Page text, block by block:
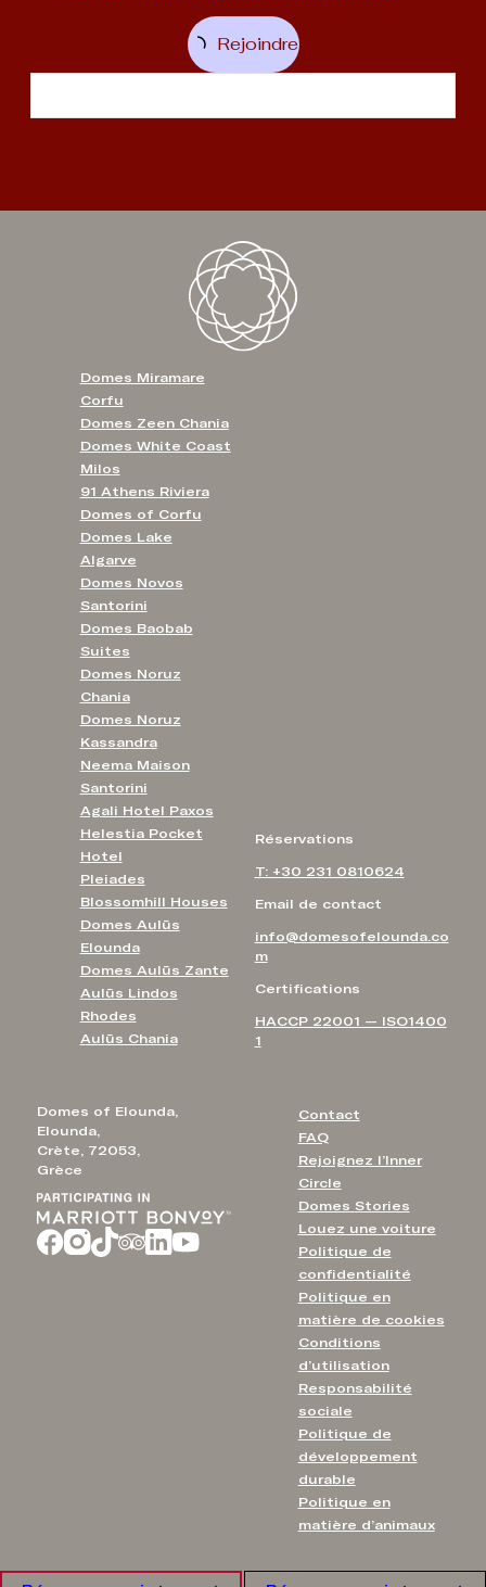
Rejoindre
Domes of Elounda,
Elounda,
Crète, 72053,
Grèce
Contact
FAQ
Rejoignez l’Inner
Circle
Domes Stories
Louez une voiture
Politique de
confidentialité
Politique en
matière de cookies
Conditions
d’utilisation
Responsabilité
sociale
Politique de
développement
durable
Politique en
matière d’animaux
Réservations
T: +30 231 0810624
Email de contact
info@domesofelounda.co
m
Certifications
HACCP 22001 — ISO1400
1
Domes Miramare
Corfu
Domes Zeen Chania
Domes White Coast
Milos
91 Athens Riviera
Domes of Corfu
Domes Lake
Algarve
Domes Novos
Santorini
Domes Baobab
Suites
Domes Noruz
Chania
Domes Noruz
Kassandra
Neema Maison
Santorini
Agali Hotel Paxos
Helestia Pocket
Hotel
Pleiades
Blossomhill Houses
Domes Aulūs
Elounda
Domes Aulūs Zante
Aulūs Lindos
Rhodes
Aulūs Chania